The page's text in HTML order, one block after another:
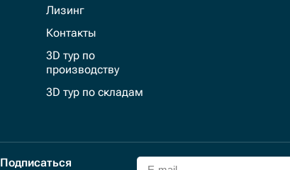
Лизинг
Контакты
3D тур по
производству
3D тур по складам
Подписаться